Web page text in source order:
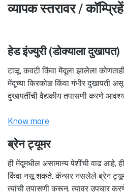
व्यापक स्तरावर /
हेड इंज्युरी (डोक्याला दुखापत)
टाळू, कवटी किंवा मेंदूला झालेला
मेंदूच्या किरकोळ किंवा गंभीर दुखापती
दुखापतींची वैद्यकीय तपासणी करणे
Know more
ब्रेन ट्यूमर
ही मेंदूमधील असामान्य पेशींची वाढ
किंवा नसू शकते. कॅन्सर नसलेले ब्रेन
त्यांची तपासणी करून, त्यावर उपचार